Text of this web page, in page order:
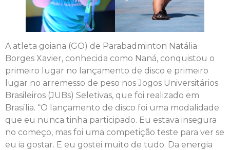
A atleta goiana (GO) de Parabadminton Natália
Borges Xavier, conhecida como Naná, conquistou o
primeiro lugar no lançamento de disco e primeiro
lugar no arremesso de peso nos Jogos Universitários
Brasileiros (JUBs) Seletivas, que foi realizado em
Brasília. “O lançamento de disco foi uma modalidade
que eu nunca tinha participado. Eu estava insegura
no começo, mas foi uma competição teste para ver se
eu ia gostar. E eu gostei muito de tudo. Da energia